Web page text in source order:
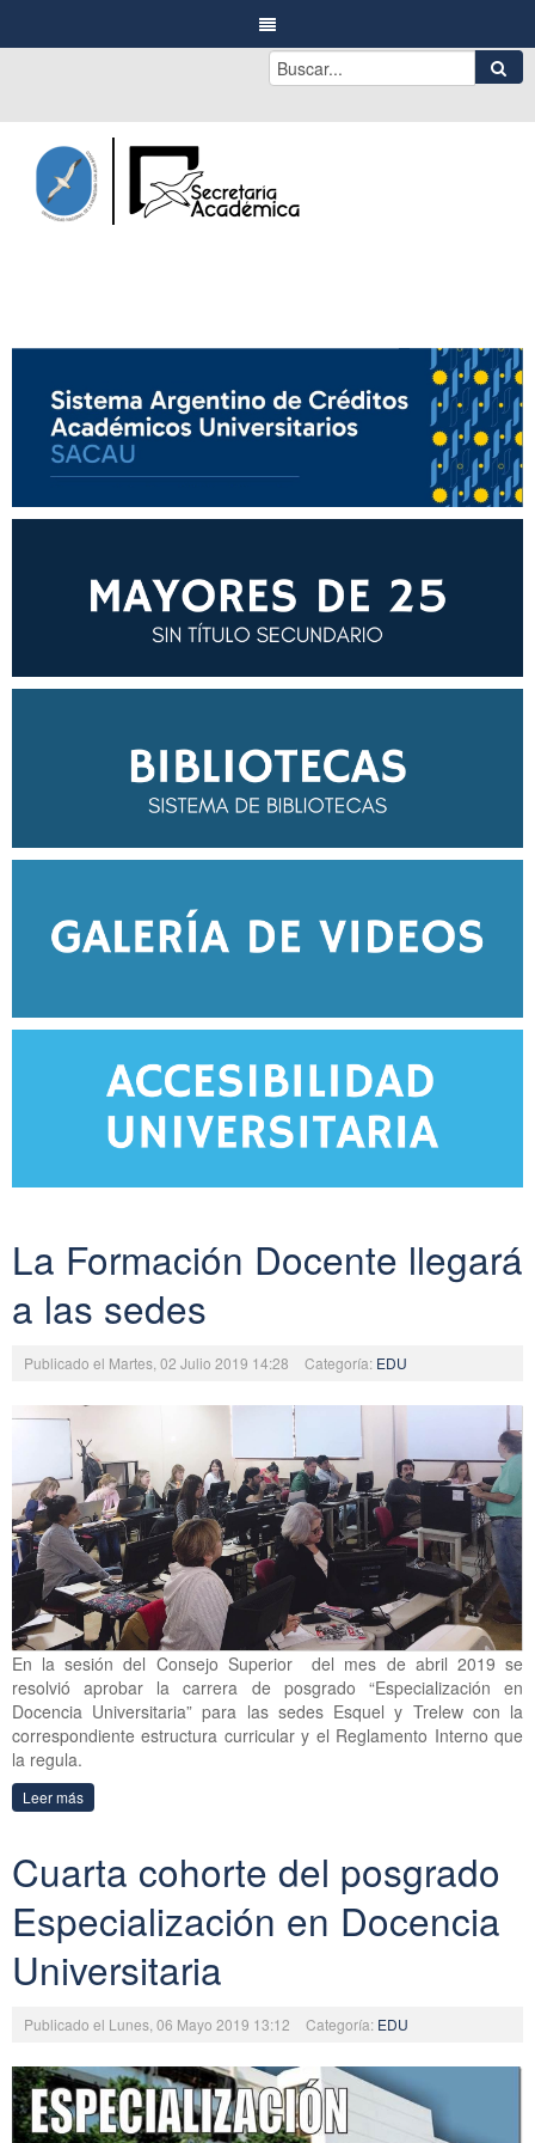
La Formación Docente llegará
a las sedes
Publicado el Martes, 02 Julio 2019 14:28 Categoría: EDU
En la sesión del Consejo Superior del mes de abril 2019 se
resolvió aprobar la carrera de posgrado “Especialización en
Docencia Universitaria” para las sedes Esquel y Trelew con la
correspondiente estructura curricular y el Reglamento Interno que
la regula.
Leer más
Cuarta cohorte del posgrado
Especialización en Docencia
Universitaria
Publicado el Lunes, 06 Mayo 2019 13:12 Categoría: EDU